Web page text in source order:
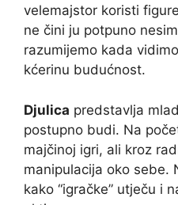
velemajstor koristi
ne čini ju potpuno
razumijemo kada
kćerinu budućnost.
Djulica predstavlja
postupno budi. Na
majčinoj igri, ali kroz
manipulacija oko sebe.
kako “igračke” utječu i